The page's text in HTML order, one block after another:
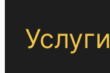
Услуги